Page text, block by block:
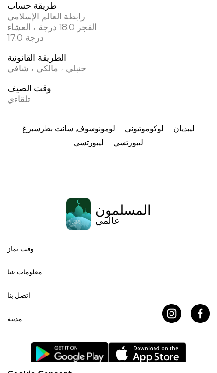
طريقة حساب
رابطة العالم الإسلامي
الفجر 18.0 درجة ، العشاء
17.0 درجة
الطريقة القانونية
حنبلي ، مالكي ، شافي
وقت الصيف
تلقاءي
لومونوسوف, سانت بطرسبرغ لوکوموتیونی
ليبديان
ليبورتسي
ليبورتسي
المسلمون
عالمي
وقت نماز
معلومات عنا
اتصل بنا
مدينة